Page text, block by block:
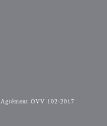
OVV 102-2017